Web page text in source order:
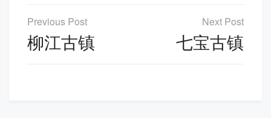
文
章
导
柳江古镇 七宝古镇